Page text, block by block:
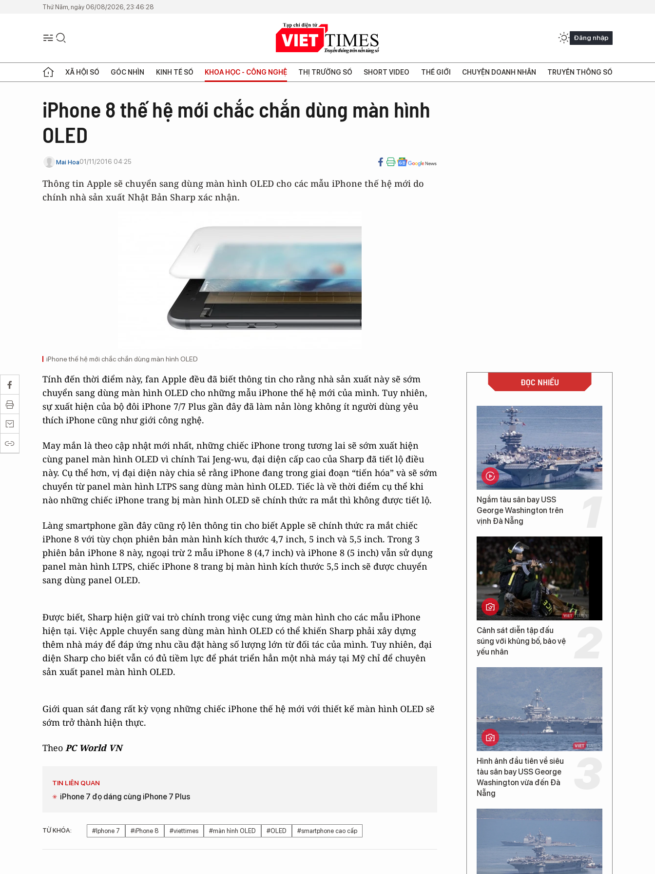
Thứ Năm, ngày 06/08/2026, 23:46:28
Đăng nhập
XÃ HỘI SỐ GÓC NHÌN KINH TẾ SỐ KHOA HỌC - CÔNG NGHỆ THỊ TRƯỜNG SỐ SHORT VIDEO THẾ GIỚI CHUYỆN DOANH NHÂN TRUYỀN THÔNG SỐ
iPhone 8 thế hệ mới chắc chắn dùng màn hình
OLED
Mai Hoa01/11/2016 04:25
Thông tin Apple sẽ chuyển sang dùng màn hình OLED cho các mẫu iPhone thế hệ mới do
chính nhà sản xuất Nhật Bản Sharp xác nhận.
iPhone thế hệ mới chắc chắn dùng màn hình OLED
Tính đến thời điểm này, fan Apple đều đã biết thông tin cho rằng nhà sản xuất này sẽ sớm
chuyển sang dùng màn hình OLED cho những mẫu iPhone thế hệ mới của mình. Tuy nhiên,
sự xuất hiện của bộ đôi iPhone 7/7 Plus gần đây đã làm nản lòng không ít người dùng yêu
thích iPhone cũng như giới công nghệ.
May mắn là theo cập nhật mới nhất, những chiếc iPhone trong tương lai sẽ sớm xuất hiện
cùng panel màn hình OLED vì chính Tai Jeng-wu, đại diện cấp cao của Sharp đã tiết lộ điều
này. Cụ thể hơn, vị đại diện này chia sẻ rằng iPhone đang trong giai đoạn “tiến hóa” và sẽ sớm
chuyển từ panel màn hình LTPS sang dùng màn hình OLED. Tiếc là về thời điểm cụ thể khi
nào những chiếc iPhone trang bị màn hình OLED sẽ chính thức ra mắt thì không được tiết lộ.
Làng smartphone gần đây cũng rộ lên thông tin cho biết Apple sẽ chính thức ra mắt chiếc
iPhone 8 với tùy chọn phiên bản màn hình kích thước 4,7 inch, 5 inch và 5,5 inch. Trong 3
phiên bản iPhone 8 này, ngoại trừ 2 mẫu iPhone 8 (4,7 inch) và iPhone 8 (5 inch) vẫn sử dụng
panel màn hình LTPS, chiếc iPhone 8 trang bị màn hình kích thước 5,5 inch sẽ được chuyển
sang dùng panel OLED.
Được biết, Sharp hiện giữ vai trò chính trong việc cung ứng màn hình cho các mẫu iPhone
hiện tại. Việc Apple chuyển sang dùng màn hình OLED có thể khiến Sharp phải xây dựng
thêm nhà máy để đáp ứng nhu cầu đặt hàng số lượng lớn từ đối tác của mình. Tuy nhiên, đại
diện Sharp cho biết vẫn có đủ tiềm lực để phát triển hẳn một nhà máy tại Mỹ chỉ để chuyên
sản xuất panel màn hình OLED.
Giới quan sát đang rất kỳ vọng những chiếc iPhone thế hệ mới với thiết kế màn hình OLED sẽ
sớm trở thành hiện thực.
Theo PC World VN
TIN LIÊN QUAN
iPhone 7 đọ dáng cùng iPhone 7 Plus
TỪ KHÓA: #Iphone 7 #iPhone 8 #viettimes #màn hình OLED #OLED #smartphone cao cấp
ĐỌC NHIỀU
Ngắm tàu sân bay USS
George Washington trên
vịnh Đà Nẵng
Cảnh sát diễn tập đấu
súng với khủng bố, bảo vệ
yếu nhân
Hình ảnh đầu tiên về siêu
tàu sân bay USS George
Washington vừa đến Đà
Nẵng